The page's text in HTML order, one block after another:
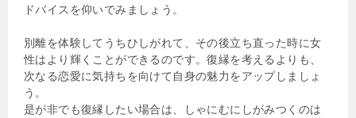
ドバイスを仰いでみましょう。
別離を体験してうちひしがれて、その後立ち直った時に女
性はより輝くことができるのです。復縁を考えるよりも、
次なる恋愛に気持ちを向けて自身の魅力をアップしましょ
う。
是が非でも復縁したい場合は、しゃにむにしがみつくのは